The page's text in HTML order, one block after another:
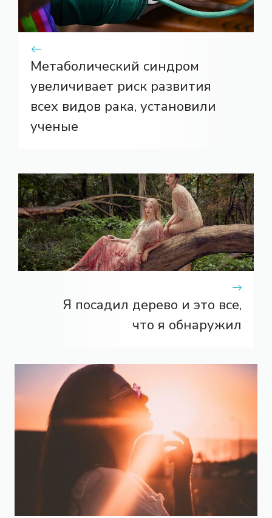
Метаболический синдром
увеличивает риск развития
всех видов рака, установили
ученые
Я посадил дерево и это все,
что я обнаружил